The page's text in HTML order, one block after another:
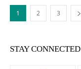
1 2 3
STAY CONNECTED